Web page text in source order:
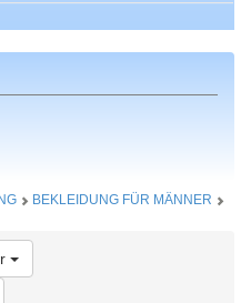
BEKLEIDUNG FÜR MÄNNER
Toggle Dropdown
Dropdown